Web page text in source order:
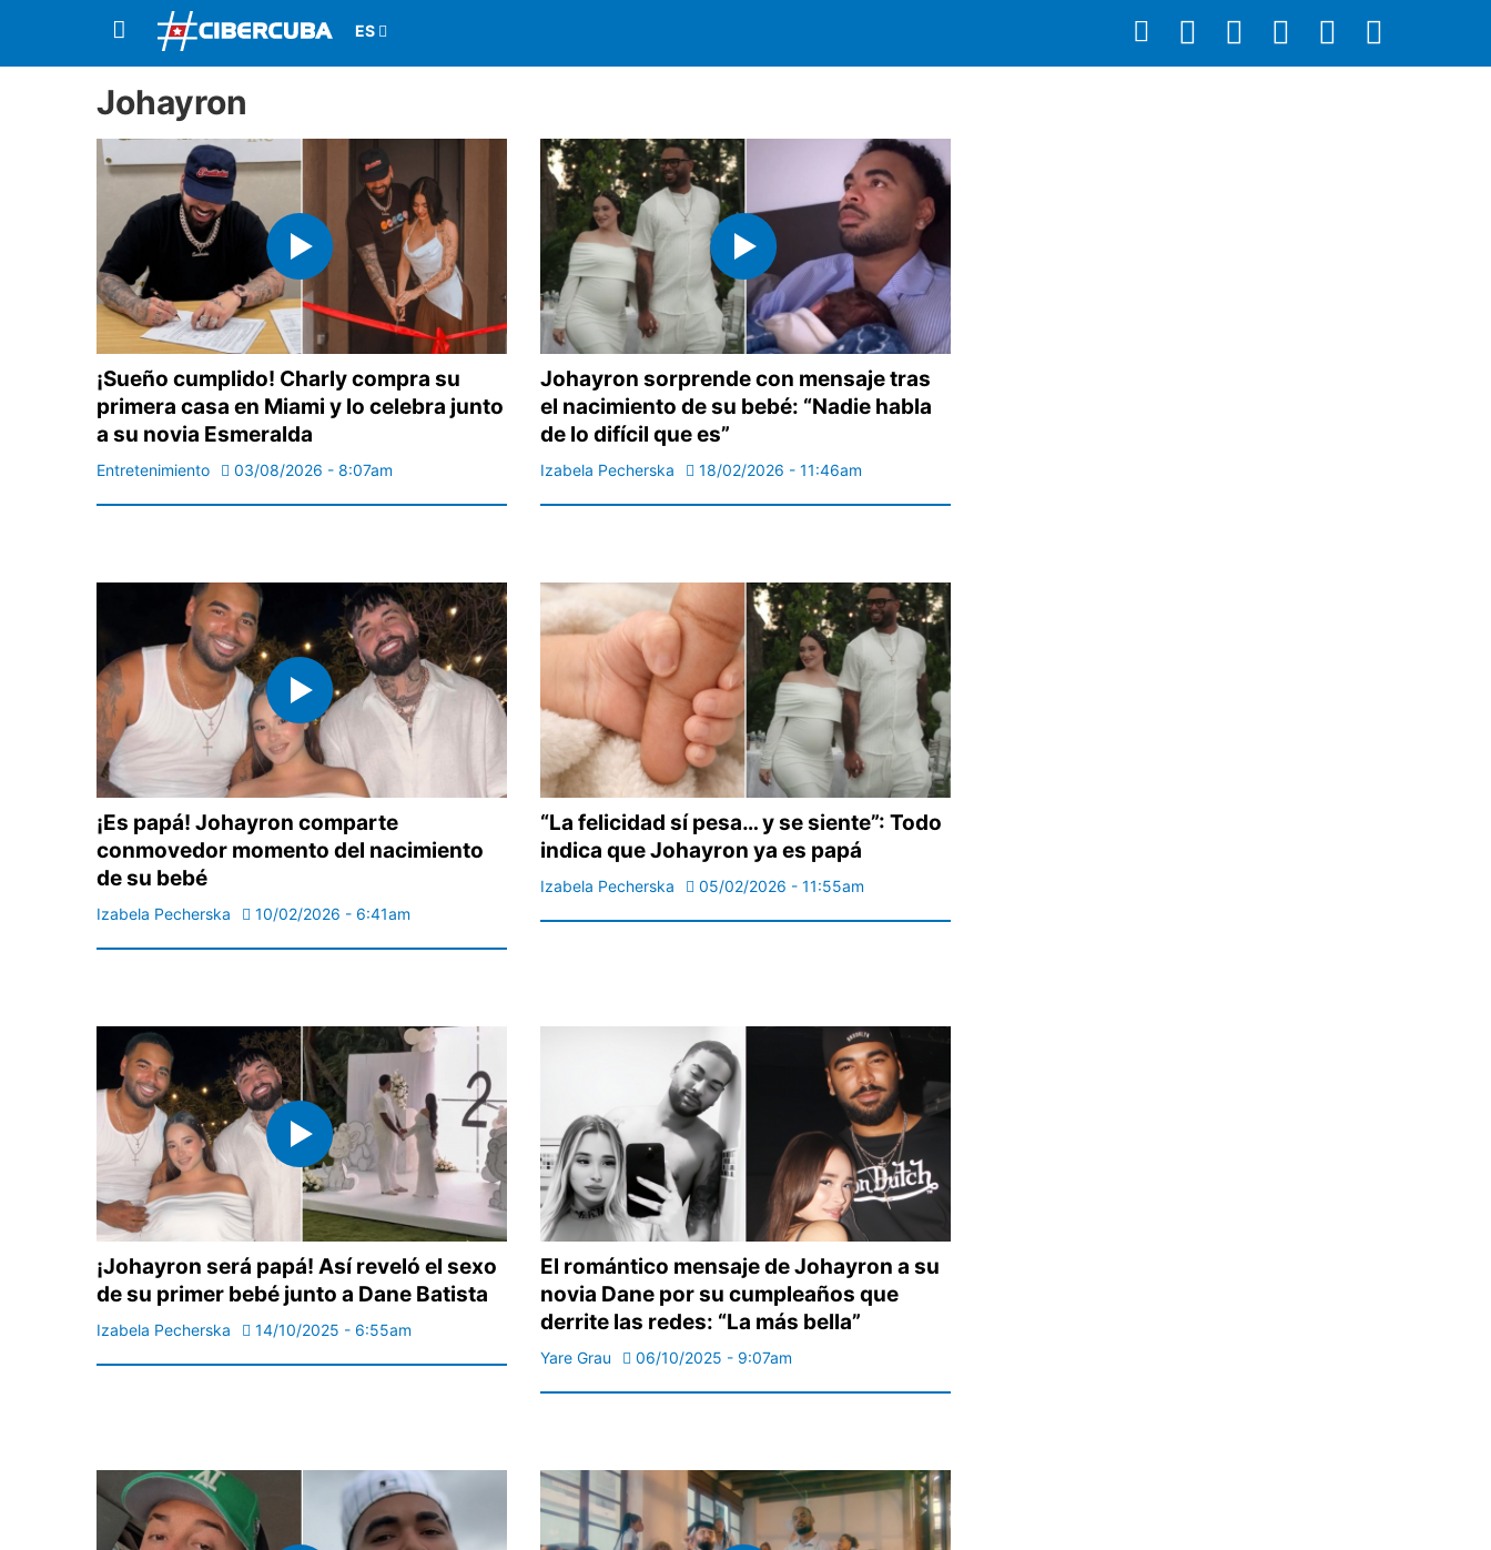
Johayron
¡Sueño cumplido! Charly compra su
primera casa en Miami y lo celebra junto
a su novia Esmeralda
Entretenimiento 03/08/2026 - 8:07am
Johayron sorprende con mensaje tras
el nacimiento de su bebé: “Nadie habla
de lo difícil que es”
Izabela Pecherska 18/02/2026 - 11:46am
¡Es papá! Johayron comparte
conmovedor momento del nacimiento
de su bebé
Izabela Pecherska 10/02/2026 - 6:41am
“La felicidad sí pesa… y se siente”: Todo
indica que Johayron ya es papá
Izabela Pecherska 05/02/2026 - 11:55am
¡Johayron será papá! Así reveló el sexo
de su primer bebé junto a Dane Batista
Izabela Pecherska 14/10/2025 - 6:55am
El romántico mensaje de Johayron a su
novia Dane por su cumpleaños que
derrite las redes: “La más bella”
Yare Grau 06/10/2025 - 9:07am